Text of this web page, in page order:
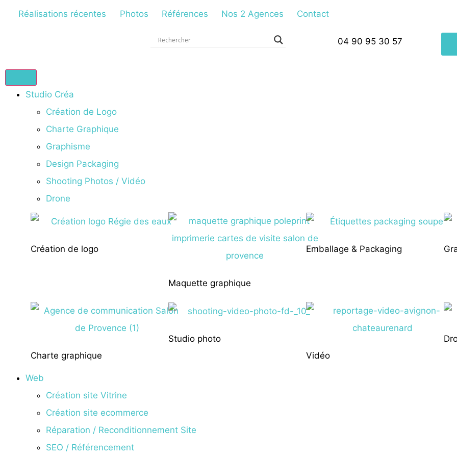
Réalisations récentes Photos Références Nos 2 Agences Contact
04 90 95 30 57
Studio Créa
Création de Logo
Charte Graphique
Graphisme
Design Packaging
Shooting Photos / Vidéo
Drone
Création de logo
Maquette graphique
Emballage & Packaging
Charte graphique
Studio photo
Vidéo
Web
Création site Vitrine
Création site ecommerce
Réparation / Reconditionnement Site
SEO / Référencement